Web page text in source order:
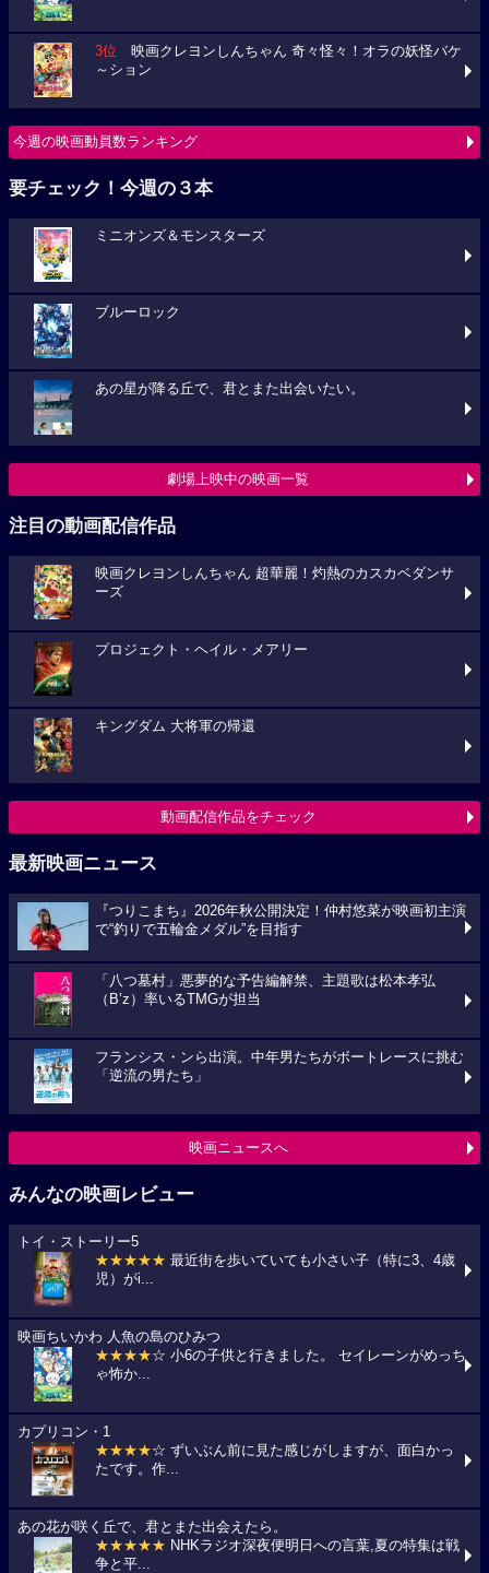
3位 映画クレヨンしんちゃん 奇々怪々！オラの妖怪バケ
～ション
今週の映画動員数ランキング
要チェック！今週の３本
ミニオンズ＆モンスターズ
ブルーロック
あの星が降る丘で、君とまた出会いたい。
劇場上映中の映画一覧
注目の動画配信作品
映画クレヨンしんちゃん 超華麗！灼熱のカスカベダンサ
ーズ
プロジェクト・ヘイル・メアリー
キングダム 大将軍の帰還
動画配信作品をチェック
最新映画ニュース
『つりこまち』2026年秋公開決定！仲村悠菜が映画初主演
で“釣りで五輪金メダル”を目指す
「八つ墓村」悪夢的な予告編解禁、主題歌は松本孝弘
（B’z）率いるTMGが担当
フランシス・ンら出演。中年男たちがボートレースに挑む
「逆流の男たち」
映画ニュースへ
みんなの映画レビュー
トイ・ストーリー5
★★★★★ 最近街を歩いていても小さい子（特に3、4歳
児）がi...
映画ちいかわ 人魚の島のひみつ
★★★★☆ 小6の子供と行きました。 セイレーンがめっち
ゃ怖か...
カプリコン・1
★★★★☆ ずいぶん前に見た感じがしますが、面白かっ
たです。作...
あの花が咲く丘で、君とまた出会えたら。
★★★★★ NHKラジオ深夜便明日への言葉,夏の特集は戦
争と平...